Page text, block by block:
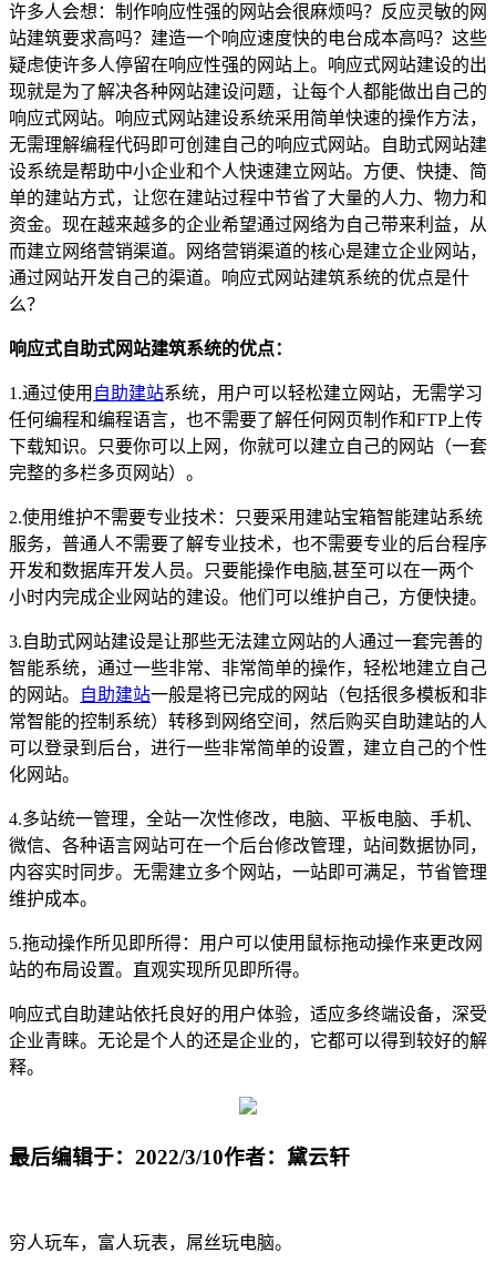
许多人会想：制作响应性强的网站会很麻烦吗？反应灵敏的网
站建筑要求高吗？建造一个响应速度快的电台成本高吗？这些
疑虑使许多人停留在响应性强的网站上。响应式网站建设的出
现就是为了解决各种网站建设问题，让每个人都能做出自己的
响应式网站。响应式网站建设系统采用简单快速的操作方法，
无需理解编程代码即可创建自己的响应式网站。自助式网站建
设系统是帮助中小企业和个人快速建立网站。方便、快捷、简
单的建站方式，让您在建站过程中节省了大量的人力、物力和
资金。现在越来越多的企业希望通过网络为自己带来利益，从
而建立网络营销渠道。网络营销渠道的核心是建立企业网站，
通过网站开发自己的渠道。响应式网站建筑系统的优点是什
么？
响应式自助式网站建筑系统的优点：
1.通过使用 自助建站系统，用户可以轻松建立网站，无需学习
任何编程和编程语言，也不需要了解任何网页制作和FTP上传
下载知识。只要你可以上网，你就可以建立自己的网站（一套
完整的多栏多页网站）。
2.使用维护不需要专业技术：只要采用建站宝箱智能建站系统
服务，普通人不需要了解专业技术，也不需要专业的后台程序
开发和数据库开发人员。只要能操作电脑,甚至可以在一两个
小时内完成企业网站的建设。他们可以维护自己，方便快捷。
3.自助式网站建设是让那些无法建立网站的人通过一套完善的
智能系统，通过一些非常、非常简单的操作，轻松地建立自己
的网站。
自助建站一般是将已完成的网站（包括很多模板和非
常智能的控制系统）转移到网络空间，然后购买自助建站的人
可以登录到后台，进行一些非常简单的设置，建立自己的个性
化网站。
4.多站统一管理，全站一次性修改，电脑、平板电脑、手机、
微信、各种语言网站可在一个后台修改管理，站间数据协同，
内容实时同步。无需建立多个网站，一站即可满足，节省管理
维护成本。
5.拖动操作所见即所得：用户可以使用鼠标拖动操作来更改网
站的布局设置。直观实现所见即所得。
响应式自助建站依托良好的用户体验，适应多终端设备，深受
企业青睐。无论是个人的还是企业的，它都可以得到较好的解
释。
最后编辑于：2022/3/10作者：黛云轩
穷人玩车，富人玩表，屌丝玩电脑。